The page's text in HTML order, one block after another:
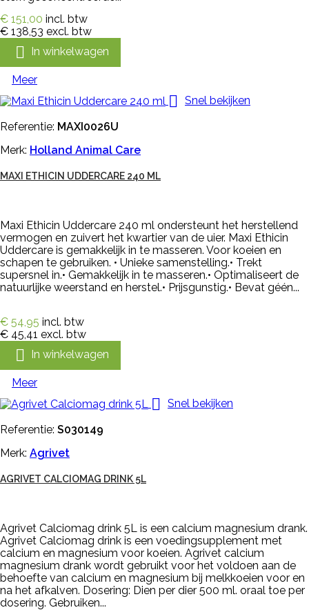
€ 151,00 incl. btw
€ 138,53 excl. btw
 In winkelwagen
Meer
 Snel bekijken
Referentie: MAXI0026U
Merk: Holland Animal Care
MAXI ETHICIN UDDERCARE 240 ML
Maxi Ethicin Uddercare 240 ml ondersteunt het herstellend
vermogen en zuivert het kwartier van de uier. Maxi Ethicin
Uddercare is gemakkelijk in te masseren. Voor koeien en
schapen te gebruiken. • Unieke samenstelling.• Trekt
supersnel in.• Gemakkelijk in te masseren.• Optimaliseert de
natuurlijke weerstand en herstel.• Prijsgunstig.• Bevat géén...
€ 54,95 incl. btw
€ 45,41 excl. btw
 In winkelwagen
Meer
 Snel bekijken
Referentie: S030149
Merk: Agrivet
AGRIVET CALCIOMAG DRINK 5L
Agrivet Calciomag drink 5L is een calcium magnesium drank.
Agrivet Calciomag drink is een voedingsupplement met
calcium en magnesium voor koeien. Agrivet calcium
magnesium drank wordt gebruikt voor het voldoen aan de
behoefte van calcium en magnesium bij melkkoeien voor en
na het afkalven. Dosering: Dien per dier 500 ml. oraal toe per
dosering. Gebruiken...